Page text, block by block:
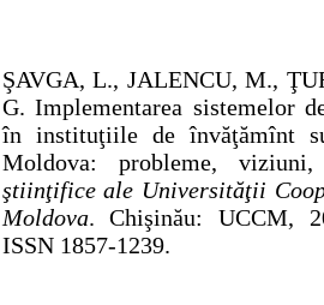
ŞAVGA, L., JALENCU, M.,
G. Implementarea sistemelor
în instituţiile de învăţămînt
Moldova: probleme,
ştiinţifice ale Universităţii
Moldova. Chişinău: UCCM,
ISSN 1857-1239.